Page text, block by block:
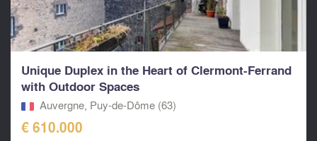
Unique Duplex in the Heart of Clermont-Ferrand
with Outdoor Spaces
Auvergne, Puy-de-Dôme (63)
€ 610.000